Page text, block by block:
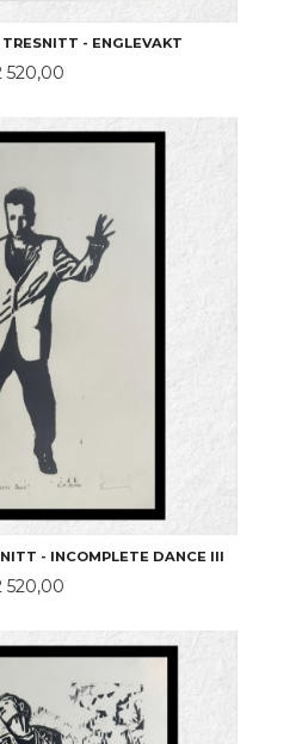
TRESNITT - ENGLEVAKT
520,00
- INCOMPLETE DANCE III
520,00